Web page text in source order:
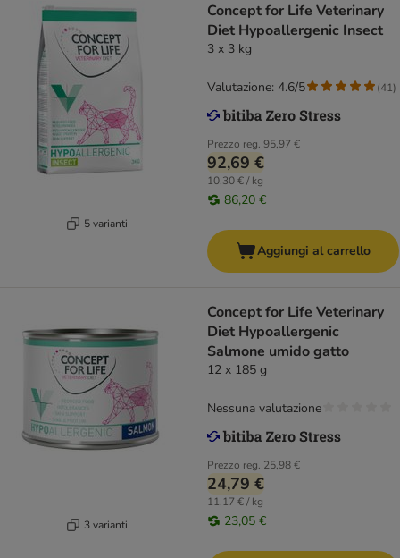
5 varianti
Concept for Life Veterinary
Diet Hypoallergenic Insect
3 x 3 kg
Prezzo reg. 95,97 €
92,69 €
10,30 € / kg
86,20 €
Valutazione: 4.6/5 (41)
Aggiungi al carrello
3 varianti
Concept for Life Veterinary
Diet Hypoallergenic
Salmone umido gatto
12 x 185 g
Prezzo reg. 25,98 €
24,79 €
11,17 € / kg
23,05 €
Nessuna valutazione